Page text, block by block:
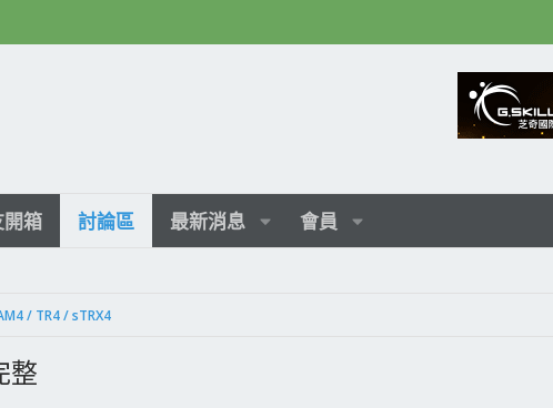
箱 討論區 最新消息 會員
/ TR4 / sTRX4
整